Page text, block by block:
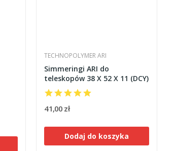
TECHNOPOLYMER ARI
Simmeringi ARI do
teleskopów 38 X 52 X 11 (DCY)
41,00 zł
Dodaj do koszyka